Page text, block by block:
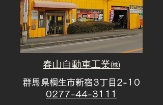
春山自動車工業㈱
群馬県桐生市新宿3丁目2-10
​0277-44-3111